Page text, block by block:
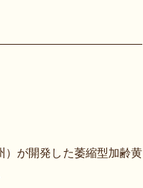
）が開発した萎縮型加齢黄